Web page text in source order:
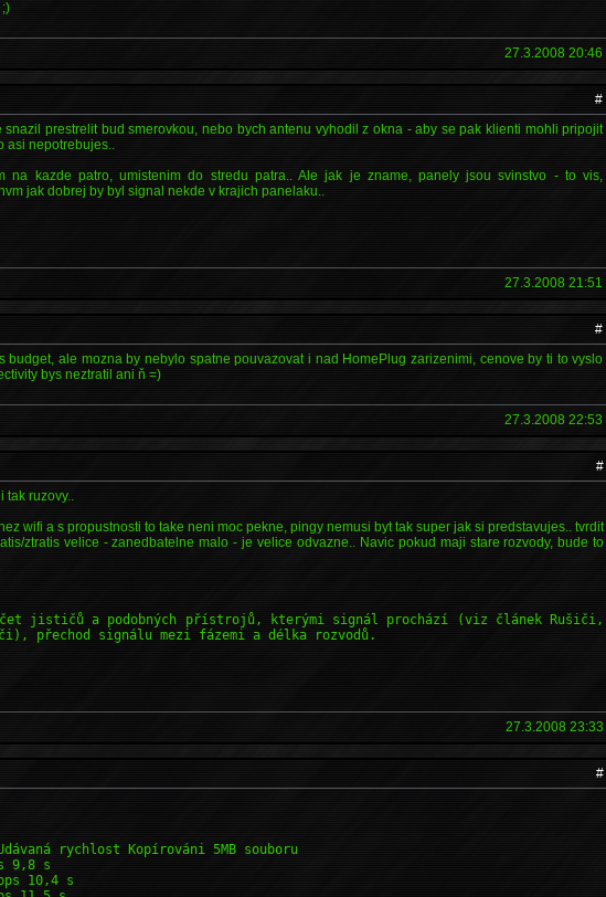
27.3.2008 20:46
#
snazil prestrelit bud smerovkou, nebo bych antenu vyhodil z okna - aby se pak klienti mohli pripojit
asi nepotrebujes..
na kazde patro, umistenim do stredu patra.. Ale jak je zname, panely jsou svinstvo - to vis,
jak dobrej by byl signal nekde v krajich panelaku..
27.3.2008 21:51
#
budget, ale mozna by nebylo spatne pouvazovat i nad HomePlug zarizenimi, cenove by ti to vyslo
bys neztratil ani ň =)
27.3.2008 22:53
#
ruzovy..
wifi a s propustnosti to take neni moc pekne, pingy nemusi byt tak super jak si predstavujes.. tvrdit
ztratis velice - zanedbatelne malo - je velice odvazne.. Navic pokud maji stare rozvody, bude to
jističů a podobných přístrojů, kterými signál prochází (viz článek Rušiči,
přechod signálu mezi fázemi a délka rozvodů.
27.3.2008 23:33
#
rychlost Kopírováni 5MB souboru
9,8 s
10,4 s